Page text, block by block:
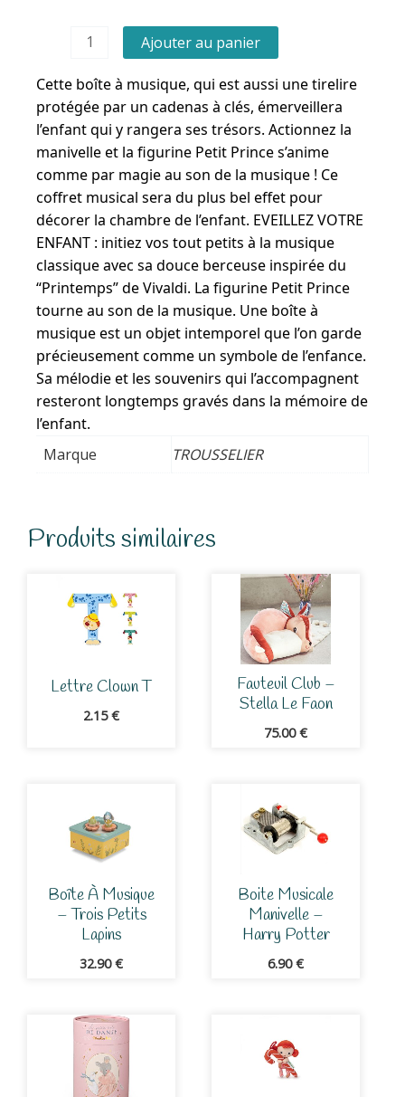
-
Le
Petit
Prince
étoile
bleu
Ajouter au panier
Cette boîte à musique, qui est aussi une tirelire
protégée par un cadenas à clés, émerveillera
l’enfant qui y rangera ses trésors. Actionnez la
manivelle et la figurine Petit Prince s’anime
comme par magie au son de la musique ! Ce
coffret musical sera du plus bel effet pour
décorer la chambre de l’enfant. EVEILLEZ VOTRE
ENFANT : initiez vos tout petits à la musique
classique avec sa douce berceuse inspirée du
“Printemps” de Vivaldi. La figurine Petit Prince
tourne au son de la musique. Une boîte à
musique est un objet intemporel que l’on garde
précieusement comme un symbole de l’enfance.
Sa mélodie et les souvenirs qui l’accompagnent
resteront longtemps gravés dans la mémoire de
l’enfant.
Marque
TROUSSELIER
Produits similaires
Lettre Clown T
2.15€
Fauteuil Club –
Stella Le Faon
75.00€
Boîte À Musique
– Trois Petits
Lapins
32.90€
Boite Musicale
Manivelle –
Harry Potter
6.90€